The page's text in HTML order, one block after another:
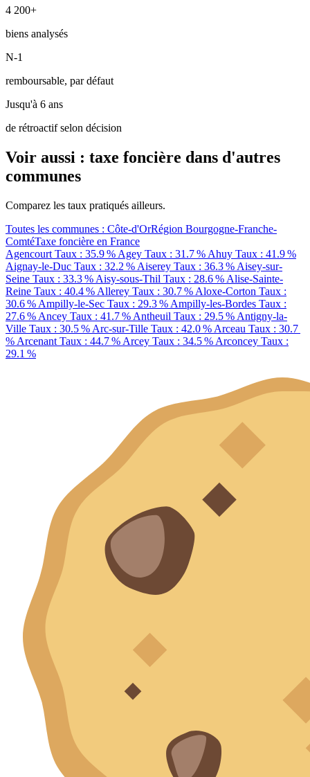
4 200+
biens analysés
N-1
remboursable, par défaut
Jusqu'à 6 ans
de rétroactif selon décision
Voir aussi : taxe foncière dans d'autres
communes
Comparez les taux pratiqués ailleurs.
Toutes les communes : Côte-d'OrRégion Bourgogne-Franche-
ComtéTaxe foncière en France
Agencourt Taux : 35.9 % Agey Taux : 31.7 % Ahuy Taux : 41.9 %
Aignay-le-Duc Taux : 32.2 % Aiserey Taux : 36.3 % Aisey-sur-
Seine Taux : 33.3 % Aisy-sous-Thil Taux : 28.6 % Alise-Sainte-
Reine Taux : 40.4 % Allerey Taux : 30.7 % Aloxe-Corton Taux :
30.6 % Ampilly-le-Sec Taux : 29.3 % Ampilly-les-Bordes Taux :
27.6 % Ancey Taux : 41.7 % Antheuil Taux : 29.5 % Antigny-la-
Ville Taux : 30.5 % Arc-sur-Tille Taux : 42.0 % Arceau Taux : 30.7
% Arcenant Taux : 44.7 % Arcey Taux : 34.5 % Arconcey Taux :
29.1 %